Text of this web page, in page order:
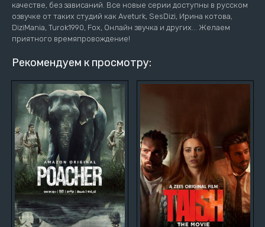
качестве, без зависаний. Все новые серии доступны в русском
озвучке от таких студий как Aveturk, SesDizi, Ирина котова,
DiziMania, Turok1990, Fox, Онлайн звучка и других... Желаем
приятного времяпровождение!
Рекомендуем к просмотру: